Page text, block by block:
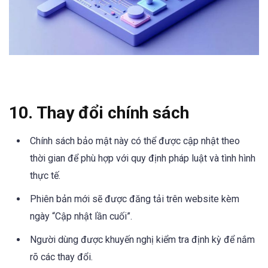
10. Thay đổi chính sách
Chính sách bảo mật này có thể được cập nhật theo
thời gian để phù hợp với quy định pháp luật và tình hình
thực tế.
Phiên bản mới sẽ được đăng tải trên website kèm
ngày “Cập nhật lần cuối”.
Người dùng được khuyến nghị kiểm tra định kỳ để nắm
rõ các thay đổi.